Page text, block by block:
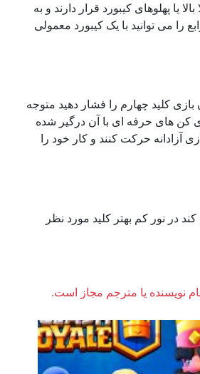
یا پهلوهای کیبورد قرار دارند و به
را می توانید با یک کیبورد معمولی
کلید چهارم را فشار دهید متوجه
کن های حرفه ای با آن درگیر شده
آزادانه حرکت کنند و کار خود را
در نور کم بهتر کلید مورد نظر
نویسنده یا مترجم مجاز است.